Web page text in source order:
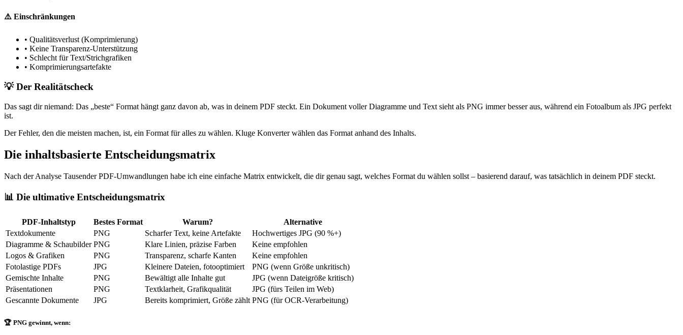
⚠️ Einschränkungen
• Qualitätsverlust (Komprimierung)
• Keine Transparenz-Unterstützung
• Schlecht für Text/Strichgrafiken
• Komprimierungsartefakte
💡 Der Realitätscheck
Das sagt dir niemand: Das „beste“ Format hängt ganz davon ab, was in deinem PDF steckt. Ein Dokument voller Diagramme und Text sieht als PNG immer besser aus, während ein Fotoalbum als JPG perfekt
ist.
Der Fehler, den die meisten machen, ist, ein Format für alles zu wählen. Kluge Konverter wählen das Format anhand des Inhalts.
Die inhaltsbasierte Entscheidungsmatrix
Nach der Analyse Tausender PDF-Umwandlungen habe ich eine einfache Matrix entwickelt, die dir genau sagt, welches Format du wählen sollst – basierend darauf, was tatsächlich in deinem PDF steckt.
📊 Die ultimative Entscheidungsmatrix
PDF-Inhaltstyp Bestes Format Warum?
Alternative
Textdokumente
PNG Scharfer Text, keine Artefakte
Hochwertiges JPG (90 %+)
Diagramme & Schaubilder PNG Klare Linien, präzise Farben
Keine empfohlen
Logos & Grafiken
PNG Transparenz, scharfe Kanten
Keine empfohlen
Fotolastige PDFs
JPG Kleinere Dateien, fotooptimiert
PNG (wenn Größe unkritisch)
Gemischte Inhalte
PNG Bewältigt alle Inhalte gut
JPG (wenn Dateigröße kritisch)
Präsentationen
PNG Textklarheit, Grafikqualität
JPG (fürs Teilen im Web)
Gescannte Dokumente
JPG Bereits komprimiert, Größe zählt PNG (für OCR-Verarbeitung)
🏆 PNG gewinnt, wenn: